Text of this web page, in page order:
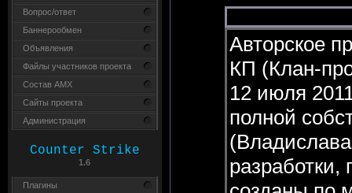
Вопрос/ответ
Баннерообмен
Объявления
Файлы участников проекта
Состав AMX
Сайты проекта
Администрация
Counter Strike
1.6
Плагины
Авторское
КП (Клан-
12 июля
полной
разработки,